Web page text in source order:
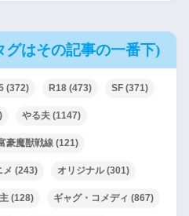
グはその記事の一番下)
(372) R18 (473) SF (371)
やる夫 (1147)
豪魔獣戦線 (121)
メ (243) オリジナル(301)
(128) ギャグ・コメディ (867)